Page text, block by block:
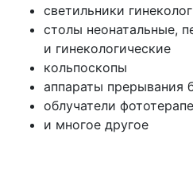
светильники
столы неонатальные,
и гинекологические
кольпоскопы
аппараты прерывания
облучатели
и многое другое